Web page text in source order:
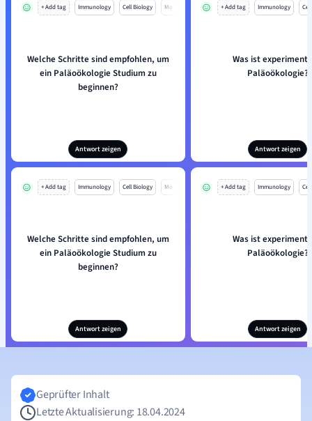
+ Add tag Immunology Cell Biology Mo
Welche Schritte sind empfohlen, um
ein Paläoökologie Studium zu
beginnen?
Antwort zeigen
+ Add tag Immunology
Was ist
Paläoökologie?
Antwort zeigen
+ Add tag Immunology Cell Biology Mo
Welche Schritte sind empfohlen, um
ein Paläoökologie Studium zu
beginnen?
Antwort zeigen
+ Add tag Immunology
Was ist
Paläoökologie?
Antwort zeigen
Geprüfter Inhalt
Letzte Aktualisierung: 18.04.2024